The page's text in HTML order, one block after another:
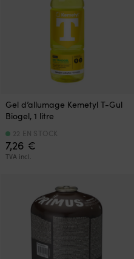
Gel d’allumage Kemetyl T-Gul
Biogel, 1 litre
7,26 €
TVA incl.
22 EN STOCK